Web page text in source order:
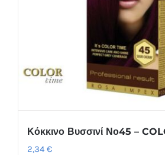
Κόκκινο Βυσσινί Νο45 –
2,34 €